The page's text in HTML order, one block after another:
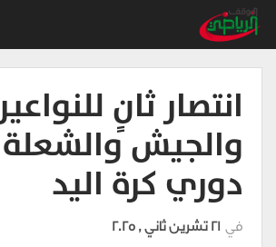
انتصار ثانٍ للنواعير
والجيش
دوري كرة اليد
في 21 تشرين ثاني , 2025